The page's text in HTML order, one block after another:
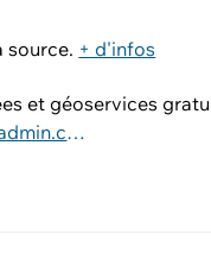
source. + d'infos
et géoservices
https://www.swisstopo.admin.ch/fr/conditions-utilisation-geodonnees-et-geoservices-gratuit